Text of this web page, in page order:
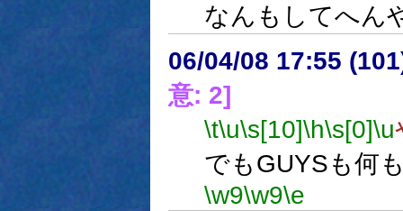
なんもしてへん
06/04/08 17:55
意: 2]
\t\u\s[10]\h\s[0]\u
でもGUYSも何
\w9\w9\e